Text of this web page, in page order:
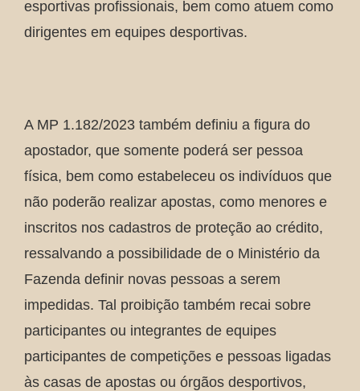
esportivas profissionais, bem como atuem como
dirigentes em equipes desportivas.
A MP 1.182/2023 também definiu a figura do
apostador, que somente poderá ser pessoa
física, bem como estabeleceu os indivíduos que
não poderão realizar apostas, como menores e
inscritos nos cadastros de proteção ao crédito,
ressalvando a possibilidade de o Ministério da
Fazenda definir novas pessoas a serem
impedidas. Tal proibição também recai sobre
participantes ou integrantes de equipes
participantes de competições e pessoas ligadas
às casas de apostas ou órgãos desportivos,